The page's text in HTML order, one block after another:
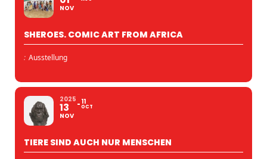
NOV
SHEROES. COMIC ART FROM AFRICA
: Ausstellung
2025
13
NOV
11
OCT
TIERE SIND AUCH NUR MENSCHEN